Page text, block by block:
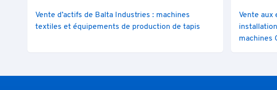
Vente d’actifs de Balta Industries : machines
textiles et équipements de production de tapis
Vente aux
machines